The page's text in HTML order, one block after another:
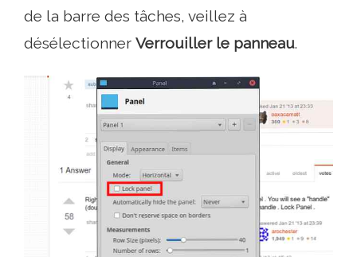
de la barre des tâches, veillez à
désélectionner Verrouiller le panneau.